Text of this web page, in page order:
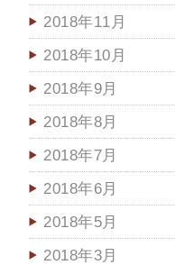
2018年11月
2018年10月
2018年9月
2018年8月
2018年7月
2018年6月
2018年5月
2018年3月